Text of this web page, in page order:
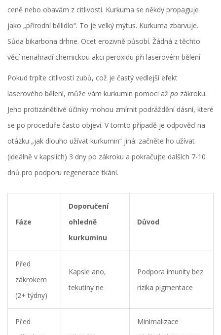
ceně nebo obavám z citlivosti. Kurkuma se někdy propaguje
jako „přírodní bělidlo“. To je velký mýtus. Kurkuma zbarvuje.
Sůda bikarbona drhne. Ocet erozivně působí. Žádná z těchto
věcí nenahradí chemickou akci peroxidu při laserovém bělení.
Pokud trpíte citlivostí zubů, což je častý vedlejší efekt
laserového bělení, může vám kurkumin pomoci až po zákroku.
Jeho protizánětlivé účinky mohou zmírnit podráždění dásní, které
se po proceduře často objeví. V tomto případě je odpověď na
otázku „jak dlouho užívat kurkumin“ jiná: začněte ho užívat
(ideálně v kapslích) 3 dny po zákroku a pokračujte dalších 7-10
dnů pro podporu regenerace tkání.
Fáze
Doporučení
ohledně
kurkuminu
Důvod
Před
zákrokem
(2+ týdny)
Kapsle ano,
tekutiny ne
Podpora imunity bez
rizika pigmentace
Před
Minimalizace